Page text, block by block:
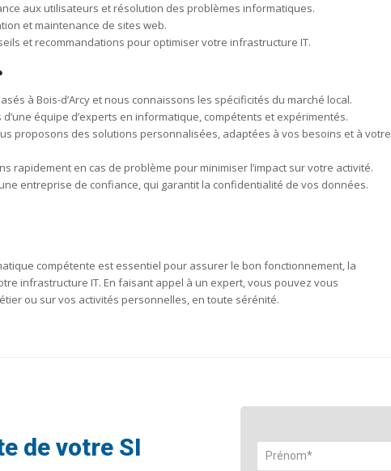
aux utilisateurs et résolution des problèmes informatiques.
et maintenance de sites web.
et recommandations pour optimiser votre infrastructure IT.
à Bois-d’Arcy et nous connaissons les spécificités du marché local.
équipe d’experts en informatique, compétents et expérimentés.
proposons des solutions personnalisées, adaptées à vos besoins et à votre
rapidement en cas de problème pour minimiser l’impact sur votre activité.
entreprise de confiance, qui garantit la confidentialité de vos données.
compétente est essentiel pour assurer le bon fonctionnement, la
infrastructure IT. En faisant appel à un expert, vous pouvez vous
ou sur vos activités personnelles, en toute sérénité.
de votre SI